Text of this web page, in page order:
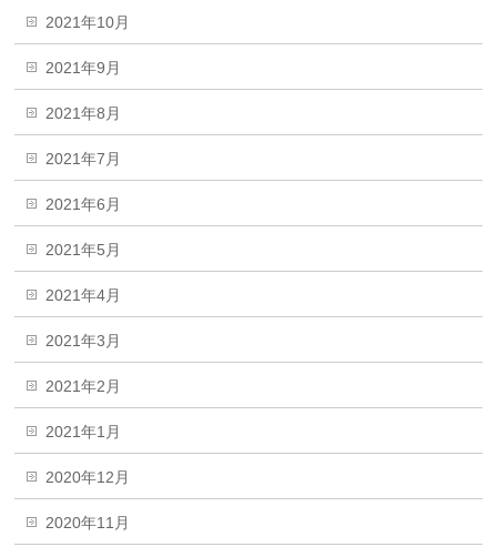
2021年10月
2021年9月
2021年8月
2021年7月
2021年6月
2021年5月
2021年4月
2021年3月
2021年2月
2021年1月
2020年12月
2020年11月